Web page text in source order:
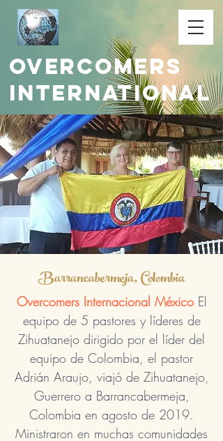
Overcomers
International
Barrancabermeja, Colombia
Overcomers Internacional MéxicoEl
equipo de 5 pastores y líderes de
Zihuatanejo dirigido por el líder del
equipo de Colombia, el pastor
Adrián Araujo, viajó de Zihuatanejo,
Guerrero a Barrancabermeja,
Colombia en agosto de 2019.
Ministraron en muchas comunidades